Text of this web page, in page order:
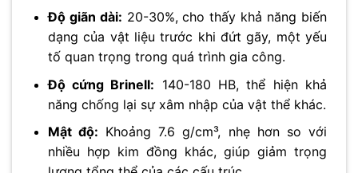
Độ giãn dài: 20-30%, cho thấy khả năng biến
dạng của vật liệu trước khi đứt gãy, một yếu
tố quan trọng trong quá trình gia công.
Độ cứng Brinell: 140-180 HB, thể hiện khả
năng chống lại sự xâm nhập của vật thể khác.
Mật độ: Khoảng 7.6 g/cm³, nhẹ hơn so với
nhiều hợp kim đồng khác, giúp giảm trọng